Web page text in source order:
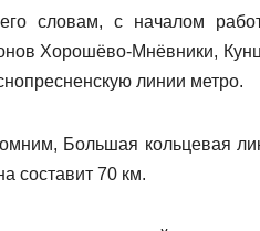
словам, с началом
Хорошёво-Мнёвники,
линии метро.
Большая кольцевая
составит 70 км.